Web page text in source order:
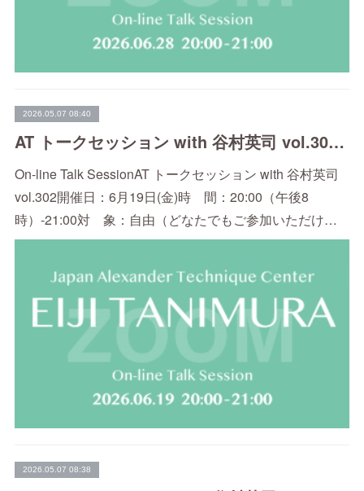
2026.05.07 08:40
AT トークセッション with 谷村英司 vol.302（6/19）
On-line Talk SessionAT トークセッション with 谷村英司
vol.302開催日：6月19日(金)時 間：20:00（午後8
時）-21:00対 象：自由（どなたでもご参加いただけ…
2026.05.07 08:38